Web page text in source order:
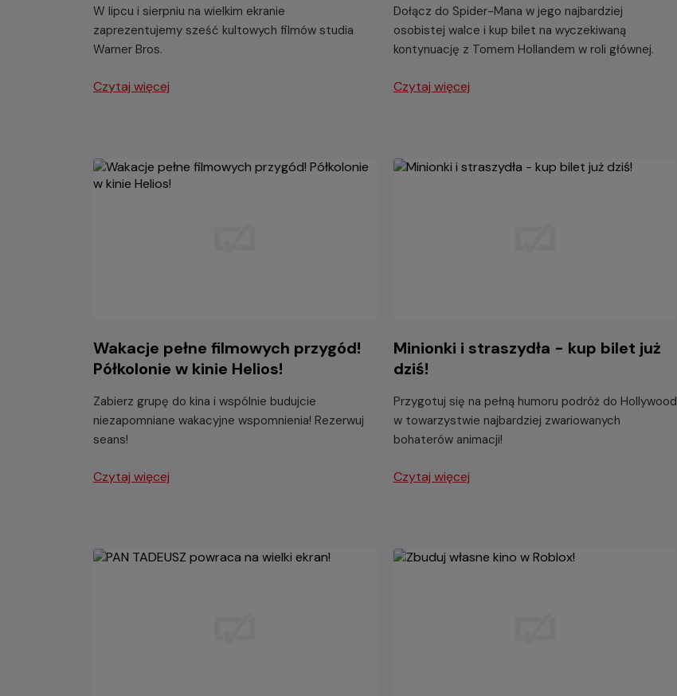
W lipcu i sierpniu na wielkim ekranie
zaprezentujemy sześć kultowych filmów studia
Warner Bros.
Czytaj więcej
Dołącz do Spider-Mana w jego najbardziej
osobistej walce i kup bilet na wyczekiwaną
kontynuację z Tomem Hollandem w roli głównej.
Czytaj więcej
Wakacje pełne filmowych przygód!
Półkolonie w kinie Helios!
Zabierz grupę do kina i wspólnie budujcie
niezapomniane wakacyjne wspomnienia! Rezerwuj
seans!
Czytaj więcej
Minionki i straszydła - kup bilet już
dziś!
Przygotuj się na pełną humoru podróż do Hollywood
w towarzystwie najbardziej zwariowanych
bohaterów animacji!
Czytaj więcej